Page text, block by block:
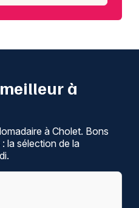
à
à Cholet. Bons
la sélection de la